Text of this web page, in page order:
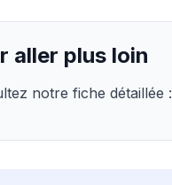
aller plus loin
notre fiche détaillée :